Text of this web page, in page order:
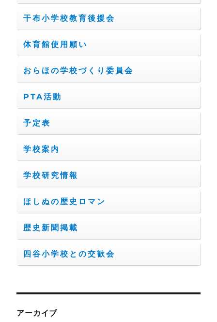
干布小学校教育後援会
体育館使用願い
おらほの学校づくり委員会
PTA活動
予定表
学校案内
学校研究情報
ほしぬの歴史ロマン
歴史新聞掲載
四谷小学校との交歓会
アーカイブ